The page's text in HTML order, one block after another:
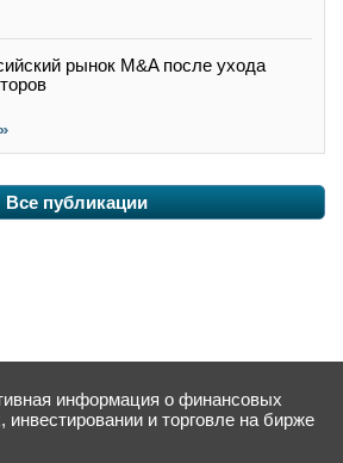
рынок M&A после ухода
Все публикации
информация о финансовых
инвестировании и торговле на бирже